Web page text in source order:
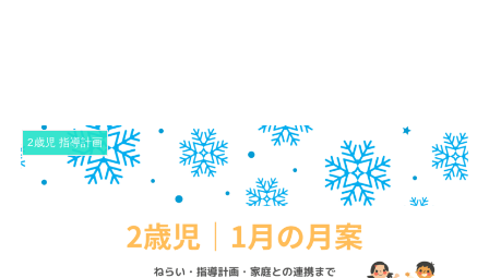
2歳児 指導計画